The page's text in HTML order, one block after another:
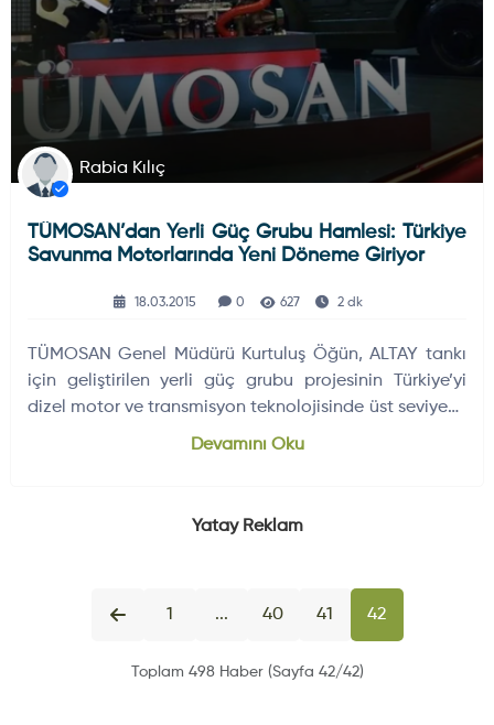
Rabia Kılıç
TÜMOSAN’dan Yerli Güç Grubu Hamlesi: Türkiye
Savunma Motorlarında Yeni Döneme Giriyor
18.03.2015 0 627 2 dk
TÜMOSAN Genel Müdürü Kurtuluş Öğün, ALTAY tankı
için geliştirilen yerli güç grubu projesinin Türkiye’yi
dizel motor ve transmisyon teknolojisinde üst seviyeye
Devamını Oku
Yatay Reklam
1 ... 40 41 42
Toplam 498 Haber (Sayfa 42/42)